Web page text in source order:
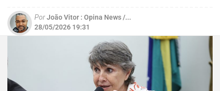
PorJoão Vitor : Opina News /...
28/05/2026 19:31